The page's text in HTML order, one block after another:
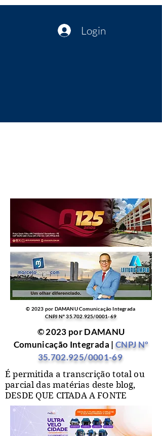
Login
© 2023 por DAMANU Comunicação Integrada
CNPJ Nº35.702.925/0001-69
© 2023 por DAMANU
Comunicação Integrada | CNPJ Nº
35.702.925/0001-69
É permitida a transcrição total ou
parcial das matérias deste blog,
DESDE QUE CITADA A FONTE